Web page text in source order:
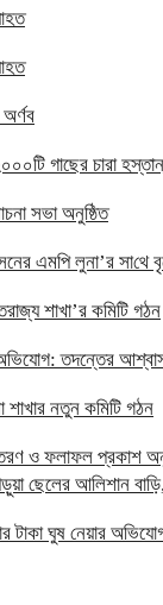
গাছের চারা
সভা অনুষ্ঠিত
এমপি লুনা’র সা‌থে
শাখা’র কমিটি গঠন
তদন্তের
শাখার নতুন কমিটি গঠন
ও ফলাফল প্রকাশ
ছেলের আলিশান
টাকা ঘুষ নেয়ার